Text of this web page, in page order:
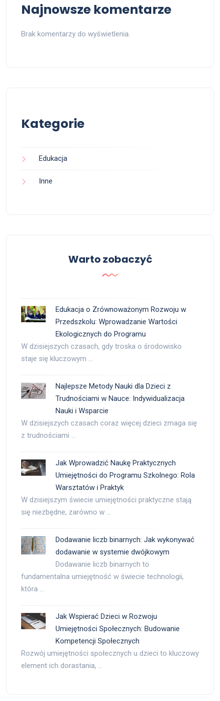
Najnowsze komentarze
Brak komentarzy do wyświetlenia.
Kategorie
Edukacja
Inne
Warto zobaczyć
Edukacja o Zrównoważonym Rozwoju w
Przedszkolu: Wprowadzanie Wartości
Ekologicznych do Programu
W dzisiejszych czasach, gdy troska o środowisko
staje się kluczowym …
Najlepsze Metody Nauki dla Dzieci z
Trudnościami w Nauce: Indywidualizacja
Nauki i Wsparcie
W dzisiejszych czasach coraz więcej dzieci zmaga się
z trudnościami …
Jak Wprowadzić Naukę Praktycznych
Umiejętności do Programu Szkolnego: Rola
Warsztatów i Praktyk
W dzisiejszym świecie umiejętności praktyczne stają
się niezbędne, zarówno w …
Dodawanie liczb binarnych: Jak wykonywać
dodawanie w systemie dwójkowym
Dodawanie liczb binarnych to
fundamentalna umiejętność w świecie technologii,
która …
Jak Wspierać Dzieci w Rozwoju
Umiejętności Społecznych: Budowanie
Kompetencji Społecznych
Rozwój umiejętności społecznych u dzieci to kluczowy
element ich dorastania, …